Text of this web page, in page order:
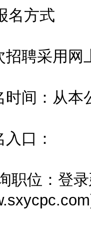
方式
聘采用网
：从本
口：
位：登录